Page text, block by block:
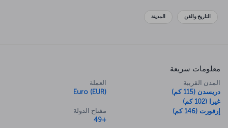
التاريخ والفن المدينة
معلومات سريعة
المدن القريبة
دريسدن (115 كم)
غيرا (102 كم)
إرفورت (146 كم)
العملة
Euro (EUR)
مفتاح الدولة
+49